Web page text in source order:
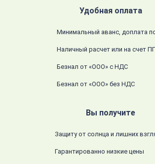
Удобная оплата
Минимальный аванс, доплата
Наличный расчет или на счет
Безнал от «ООО» с НДС
Безнал от «ООО» без НДС
Вы получите
Защиту от солнца и лишних
Гарантированно низкие цены